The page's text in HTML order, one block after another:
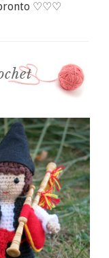
pronto ♡♡♡